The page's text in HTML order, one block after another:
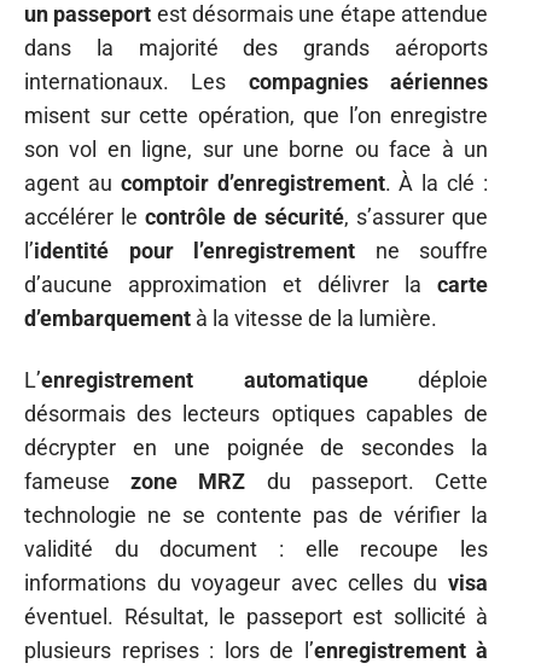
un passeport est désormais une étape attendue
dans la majorité des grands aéroports
internationaux. Les compagnies aériennes
misent sur cette opération, que l’on enregistre
son vol en ligne, sur une borne ou face à un
agent au comptoir d’enregistrement. À la clé :
accélérer le contrôle de sécurité, s’assurer que
l’identité pour l’enregistrement ne souffre
d’aucune approximation et délivrer la carte
d’embarquement à la vitesse de la lumière.
L’enregistrement automatiquedéploie
désormais des lecteurs optiques capables de
décrypter en une poignée de secondes la
fameusezone MRZ du passeport. Cette
technologie ne se contente pas de vérifier la
validité du document : elle recoupe les
informations du voyageur avec celles du visa
éventuel. Résultat, le passeport est sollicité à
plusieurs reprises : lors de l’enregistrement à